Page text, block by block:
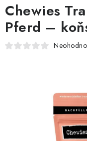
TAMI PŘEPRAVNÍ
SPORT SE PSEM
VĚRNOSTNÍ
Chewies
Pferd –